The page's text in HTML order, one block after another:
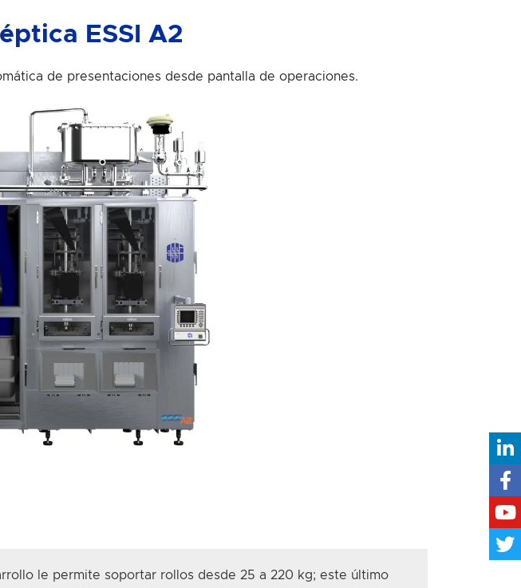
ESSI A2
de presentaciones desde pantalla de operaciones.
le permite soportar rollos desde 25 a 220 kg; este último